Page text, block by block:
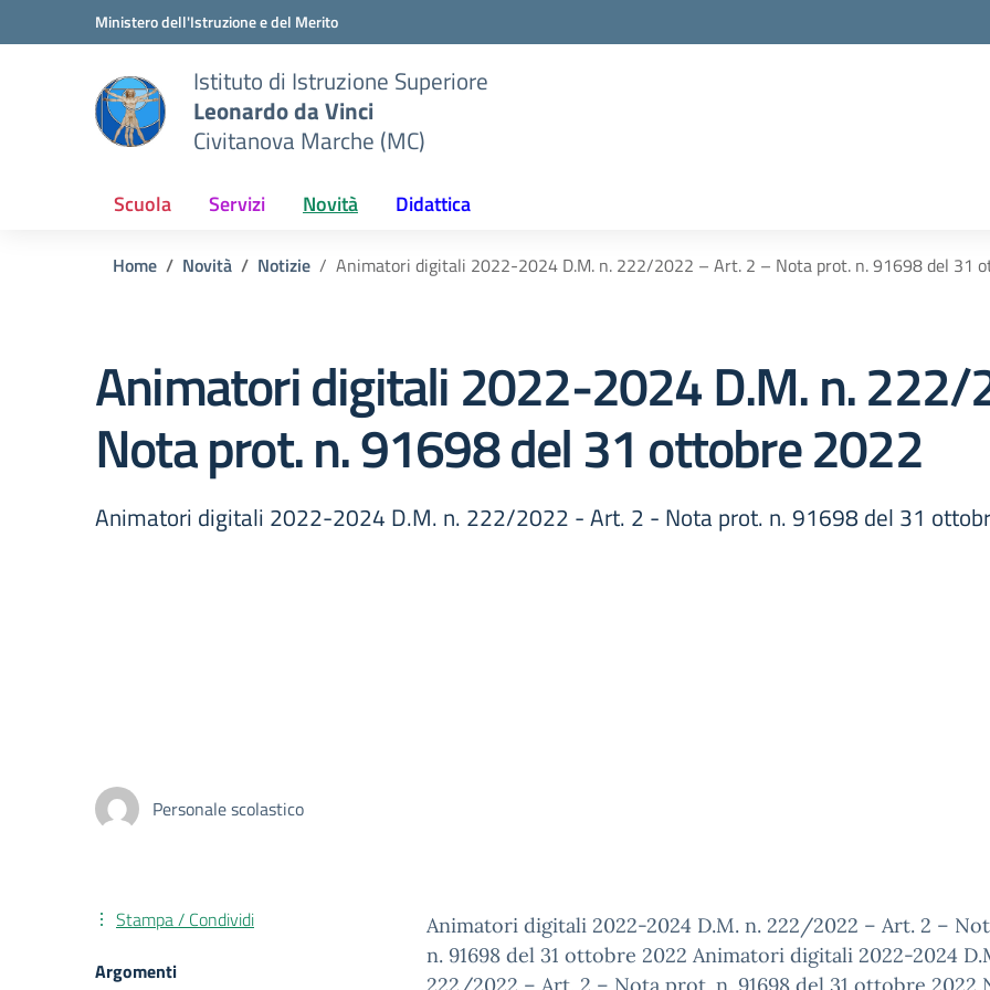
Vai ai contenuti
Vai al menu di navigazioneMinistero dell'Istruzione e del Merito
Istituto di Istruzione Superiore
Leonardo da Vinci
Civitanova Marche (MC)
Scuola Servizi Novità Didattica
Home Novità Notizie Animatori digitali 2022-2024 D.M. n. 222/2022 – Art. 2 – Nota prot. n. 91698 del 31
Animatori digitali 2022-2024 D.M. n.
Nota prot. n. 91698 del 31 ottobre 2022
Animatori digitali 2022-2024 D.M. n. 222/2022 - Art. 2 - Nota prot. n. 91698 del 31
Personale scolastico
Animatori digitali 2022-2024 D.M. n. 222/2022 – Art. 2 –
n. 91698 del 31 ottobre 2022 Animatori digitali 2022-2024
Stampa / Condividi
Argomenti